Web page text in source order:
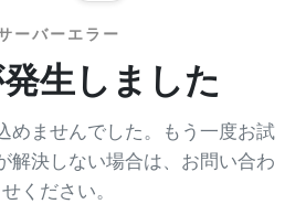
ーバーエラー
生しました
めませんでした。もう一度お試
解決しない場合は、お問い合わ
せください。